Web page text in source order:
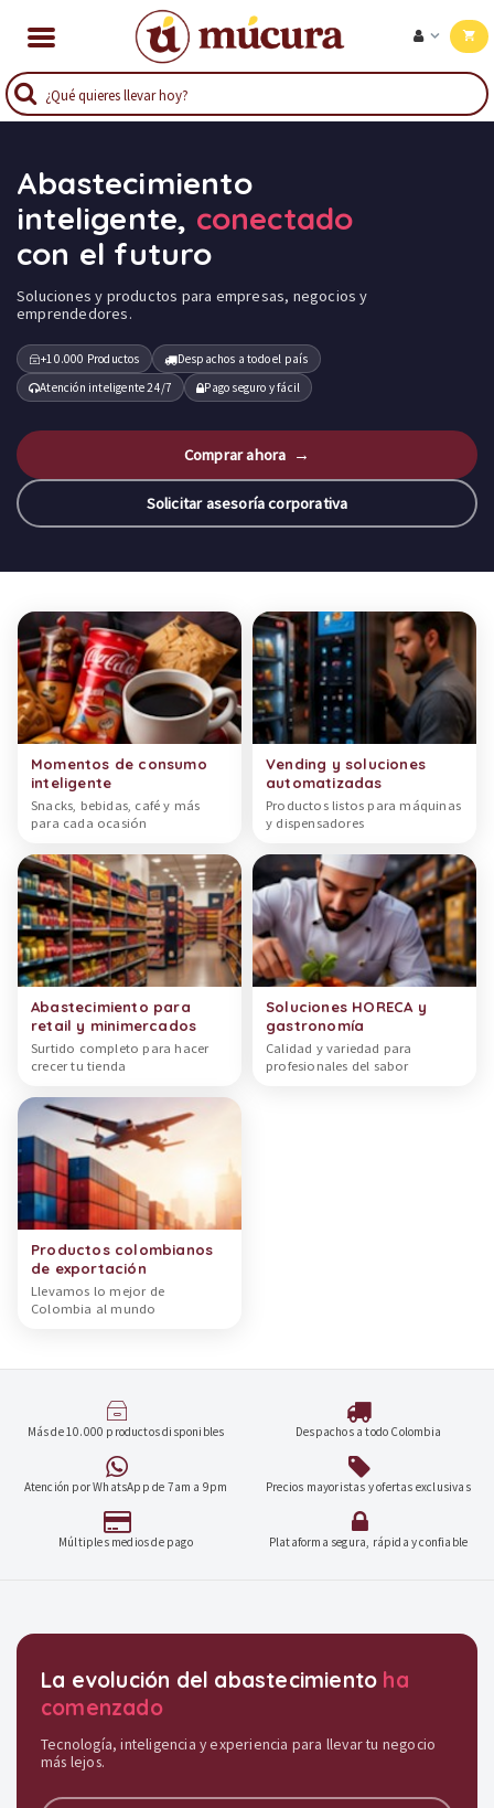
Abastecimiento
inteligente, conectado
con el futuro
Soluciones y productos para empresas, negocios y
emprendedores.
+10.000 Productos
Despachos a todo el país
Atención inteligente 24/7
Pago seguro y fácil
Comprar ahora →
Solicitar asesoría corporativa
Categorías de productos
Momentos de consumo
inteligente
Snacks, bebidas, café y más
para cada ocasión
Vending y soluciones
automatizadas
Productos listos para máquinas
y dispensadores
Abastecimiento para
retail y minimercados
Surtido completo para hacer
crecer tu tienda
Soluciones HORECA y
gastronomía
Calidad y variedad para
profesionales del sabor
Productos colombianos
de exportación
Llevamos lo mejor de
Colombia al mundo
Más de 10.000 productos disponibles Despachos a todo Colombia
Atención por WhatsApp de 7am a 9pm Precios mayoristas y ofertas exclusivas
Múltiples medios de pago Plataforma segura, rápida y confiable
Destacados y soluciones
La evolución del abastecimiento ha
comenzado
Tecnología, inteligencia y experiencia para llevar tu negocio
más lejos.